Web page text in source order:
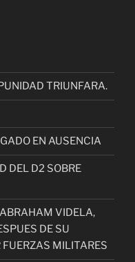
TRIUNFARA.
EN AUSENCIA
DEL D2 SOBRE
VIDELA,
DE SU
FUERZAS MILITARES